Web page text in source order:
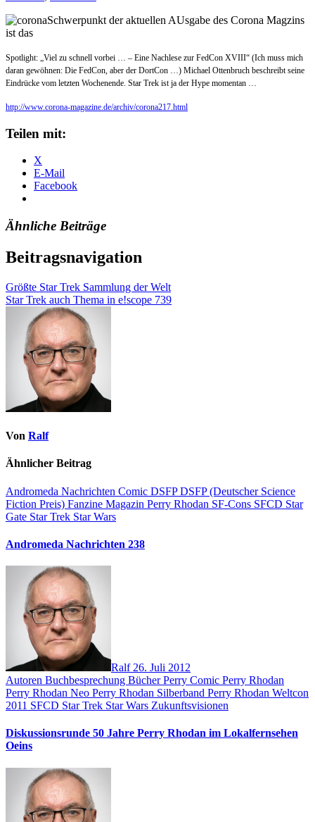
Schwerpunkt der aktuellen AUsgabe des Corona Magzins
ist das
Spotlight: „Viel zu schnell vorbei … – Eine Nachlese zur FedCon XVIII“ (Ich muss mich
daran gewöhnen: Die FedCon, aber der DortCon …) Michael Ottenbruch beschreibt seine
Eindrücke vom letzten Wochenende. Star Trek ist ja der Hype momentan …
http://www.corona-magazine.de/archiv/corona217.html
Teilen mit:
X
E-Mail
Facebook
Ähnliche Beiträge
Beitragsnavigation
Größte Star Trek Sammlung der Welt
Star Trek auch Thema in e!scope 739
Von Ralf
Ähnlicher Beitrag
Andromeda Nachrichten Comic DSFPDSFP (Deutscher Science
Fiction Preis) Fanzine Magazin Perry Rhodan SF-Cons SFCD Star
Gate Star Trek Star Wars
Andromeda Nachrichten 238
Ralf 26. Juli 2012
Autoren Buchbesprechung BücherPerry Comic Perry Rhodan
Perry Rhodan Neo Perry Rhodan Silberband Perry Rhodan Weltcon
2011 SFCD Star Trek Star Wars Zukunftsvisionen
Diskussionsrunde 50 Jahre Perry Rhodan im Lokalfernsehen
Oeins